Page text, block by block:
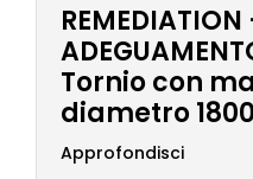
REMEDIATION
Tornio con
diametro 1800
Approfondisci